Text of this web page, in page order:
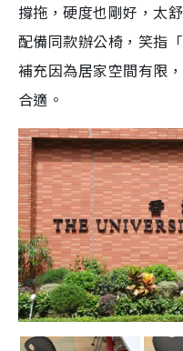
撐拖，硬度也剛好，太
配備同款辦公椅，笑指
補充因為居家空間有限
合適。